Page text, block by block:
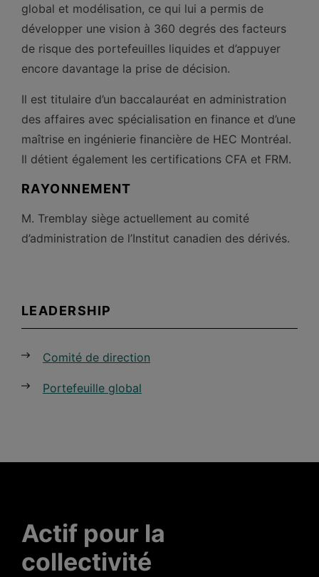
LEADERSHIP
Comité de direction
Portefeuille global
global et modélisation, ce qui lui a permis de
développer une vision à 360 degrés des facteurs
de risque des portefeuilles liquides et d’appuyer
encore davantage la prise de décision.
Il est titulaire d’un baccalauréat en administration
des affaires avec spécialisation en finance et d’une
maîtrise en ingénierie financière de HEC Montréal.
Il détient également les certifications CFA et FRM.
RAYONNEMENT
M. Tremblay siège actuellement au comité
d’administration de l’Institut canadien des dérivés.
Actif pour la
collectivité